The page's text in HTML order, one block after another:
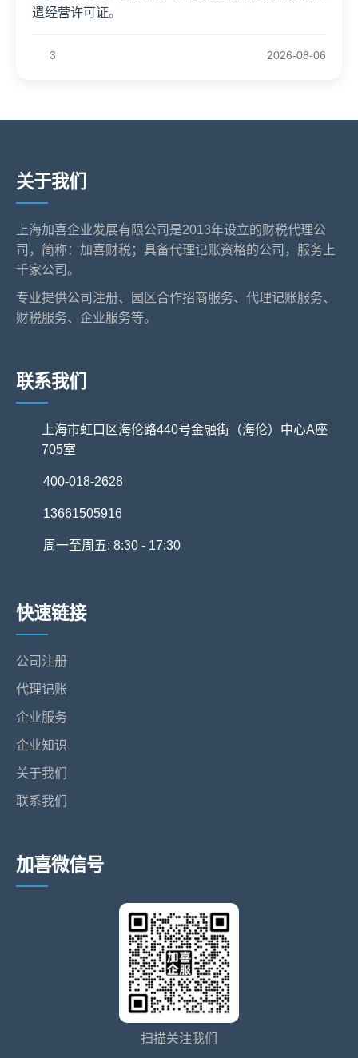
遣经营许可证。
3 2026-08-06
关于我们
上海加喜企业发展有限公司是2013年设立的财税代理公
司，简称：加喜财税；具备代理记账资格的公司，服务上
千家公司。
专业提供公司注册、园区合作招商服务、代理记账服务、
财税服务、企业服务等。
联系我们
上海市虹口区海伦路440号金融街（海伦）中心A座
705室
400-018-2628
13661505916
周一至周五: 8:30 - 17:30
快速链接
公司注册
代理记账
企业服务
企业知识
关于我们
联系我们
加喜微信号
扫描关注我们